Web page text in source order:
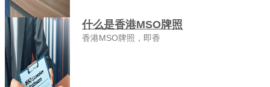
什么是香港MSO牌照
香港MSO牌照，即香